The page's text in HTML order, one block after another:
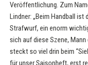
Veröffentlichung. Zum
Lindner: „Beim Handball ist
Strafwurf, ein enorm
sich auf diese Szene,
steckt so viel drin beim
für unser Saisonheft, erst